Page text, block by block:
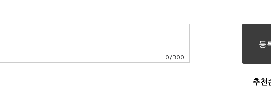
0 /300
추천